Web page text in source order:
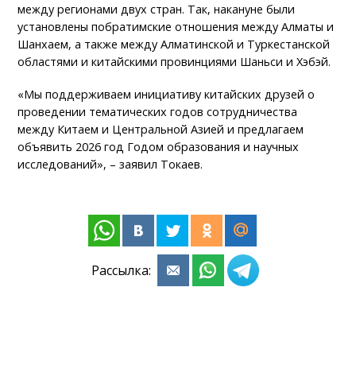
между регионами двух стран. Так, накануне были
установлены побратимские отношения между Алматы и
Шанхаем, а также между Алматинской и Туркестанской
областями и китайскими провинциями Шаньси и Хэбэй.
«Мы поддерживаем инициативу китайских друзей о
проведении тематических годов сотрудничества
между Китаем и Центральной Азией и предлагаем
объявить 2026 год Годом образования и научных
исследований», – заявил Токаев.
Рассылка: